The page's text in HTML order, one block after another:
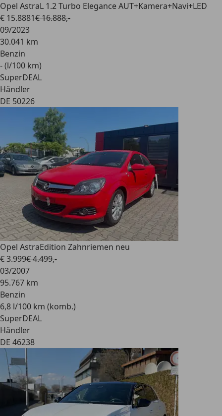
Opel AstraL 1.2 Turbo Elegance AUT+Kamera+Navi+LED
€ 15.8881€ 16.888,-
09/2023
30.041 km
Benzin
- (l/100 km)
SuperDEAL
Händler
DE 50226
Opel AstraEdition Zahnriemen neu
€ 3.999€ 4.499,-
03/2007
95.767 km
Benzin
6,8 l/100 km (komb.)
SuperDEAL
Händler
DE 46238